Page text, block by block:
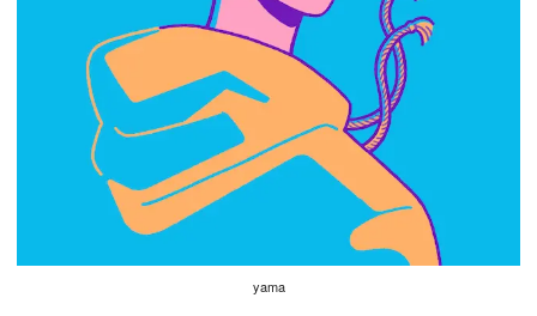
yama